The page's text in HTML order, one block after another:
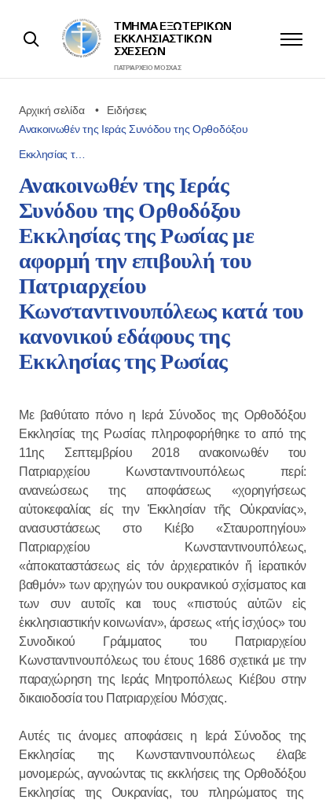
ΤΜΉΜΑ ΕΞΩΤΕΡΙΚΩΝ
ΕΚΚΛΗΣΙΑΣΤΙΚΩΝ
ΣΧΈΣΕΩΝ
ΠΑΤΡΙΑΡΧΕΊΟ ΜΌΣΧΑΣ
Αρχική σελίδα
Ειδήσεις
Ανακοινωθέν της Ιεράς Συνόδου της Ορθοδόξου
Εκκλησίας τ…
Ανακοινωθέν της Ιεράς
Συνόδου της Ορθοδόξου
Εκκλησίας της Ρωσίας με
αφορμή την επιβουλή του
Πατριαρχείου
Κωνσταντινουπόλεως κατά του
κανονικού εδάφους της
Εκκλησίας της Ρωσίας
Με βαθύτατο πόνο η Ιερά Σύνοδος της Ορθοδόξου
Εκκλησίας της Ρωσίας πληροφορήθηκε το από της
11ης Σεπτεμβρίου 2018 ανακοινωθέν του
Πατριαρχείου Κωνσταντινουπόλεως περί:
ανανεώσεως της αποφάσεως «χορηγήσεως
αὐτοκεφαλίας είς την Ἐκκλησίαν τῆς Οὐκρανίας»,
ανασυστάσεως στο Κιέβο «Σταυροπηγίου»
Πατριαρχείου Κωνσταντινουπόλεως,
«ἀποκαταστάσεως εἰς τόν ἀρχιερατικόν ἤ ἱερατικόν
βαθμόν» των αρχηγών του ουκρανικού σχίσματος και
των συν αυτοῖς και τους «πιστούς αὐτῶν εἰς
ἐκκλησιαστικήν κοινωνίαν», άρσεως «τής ἰσχύος» του
Συνοδικού Γράμματος του Πατριαρχείου
Κωνσταντινουπόλεως του έτους 1686 σχετικά με την
παραχώρηση της Ιεράς Μητροπόλεως Κιέβου στην
δικαιοδοσία του Πατριαρχείου Μόσχας.
Αυτές τις άνομες αποφάσεις η Ιερά Σύνοδος της
Εκκλησίας της Κωνσταντινουπόλεως έλαβε
μονομερώς, αγνοώντας τις εκκλήσεις της Ορθοδόξου
Εκκλησίας της Ουκρανίας, του πληρώματος της